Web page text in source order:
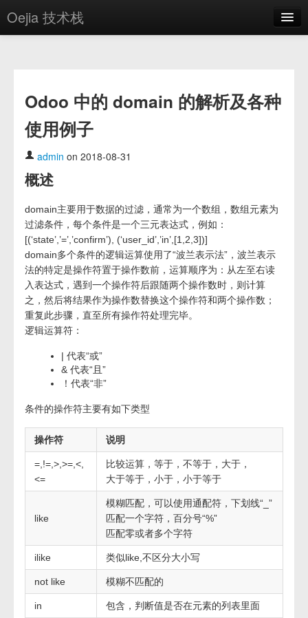
Oejia 技术栈
方案
OE学院
分享
关于
编辑器
登录
Odoo 中的 domain 的解析及各种
使用例子
admin on 2018-08-31
概述
domain主要用于数据的过滤，通常为一个数组，数组元素为
过滤条件，每个条件是一个三元表达式，例如：
[(‘state’,’=’,’confirm’), (‘user_id’,’in’,[1,2,3])]
domain多个条件的逻辑运算使用了“波兰表示法”，波兰表示
法的特定是操作符置于操作数前，运算顺序为：从左至右读
入表达式，遇到一个操作符后跟随两个操作数时，则计算
之，然后将结果作为操作数替换这个操作符和两个操作数；
重复此步骤，直至所有操作符处理完毕。
逻辑运算符：
| 代表“或”
& 代表“且”
！代表“非”
条件的操作符主要有如下类型
操作符 说明
=,!=,>,>=,<,
<=
比较运算，等于，不等于，大于，
大于等于，小于，小于等于
like
模糊匹配，可以使用通配符，下划线“_”
匹配一个字符，百分号“%”
匹配零或者多个字符
ilike 类似like,不区分大小写
not like 模糊不匹配的
in 包含，判断值是否在元素的列表里面